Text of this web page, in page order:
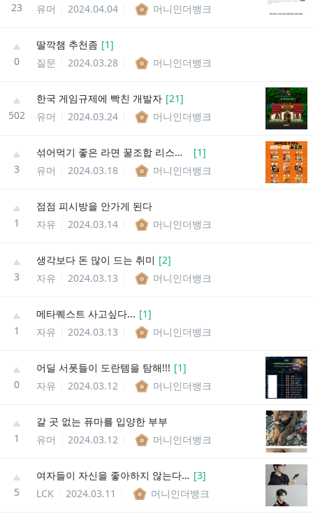
23
유머
2024.04.04 머니인더뱅크
0
딸깍챔 추천좀 [1]
질문
2024.03.28 머니인더뱅크
502
한국 게임규제에 빡친 개발자 [21]
유머
2024.03.24 머니인더뱅크
3
섞어먹기 좋은 라면 꿀조합 리스트.jpg [1]
유머
2024.03.18 머니인더뱅크
1
점점 피시방을 안가게 된다
자유
2024.03.14 머니인더뱅크
3
생각보다 돈 많이 드는 취미 [2]
자유
2024.03.13 머니인더뱅크
1
메타퀘스트 사고싶다... [1]
자유
2024.03.13 머니인더뱅크
0
어딜 서폿들이 도란템을 탐해!!! [1]
자유
2024.03.12 머니인더뱅크
1
갈 곳 없는 퓨마를 입양한 부부
유머
2024.03.12 머니인더뱅크
5
여자들이 자신을 좋아하지 않는다는 페이커 [3]
LCK
2024.03.11 머니인더뱅크